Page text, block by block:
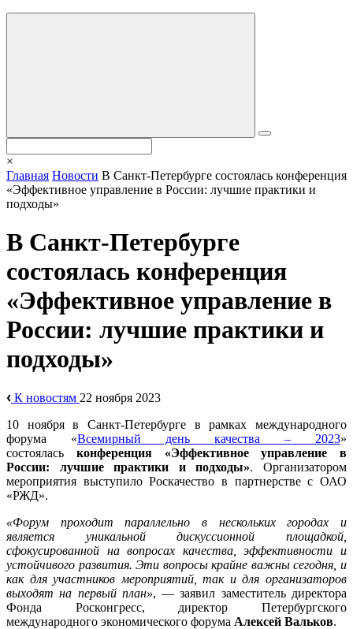
×
Главная Новости В Санкт-Петербурге состоялась конференция
«Эффективное управление в России: лучшие практики и
подходы»
В Санкт-Петербурге
состоялась конференция
«Эффективное управление в
России: лучшие практики и
подходы»
К новостям 22 ноября 2023
10 ноября в Санкт-Петербурге в рамках международного
форума «Всемирный день качества – 2023»
состоялась конференция «Эффективное управление в
России: лучшие практики и подходы». Организатором
мероприятия выступило Роскачество в партнерстве с ОАО
«РЖД».
«Форум проходит параллельно в нескольких городах и
является уникальной дискуссионной площадкой,
сфокусированной на вопросах качества, эффективности и
устойчивого развития. Эти вопросы крайне важны сегодня, и
как для участников мероприятий, так и для организаторов
выходят на первый план», — заявил заместитель директора
Фонда Росконгресс, директор Петербургского
международного экономического форума Алексей Вальков.